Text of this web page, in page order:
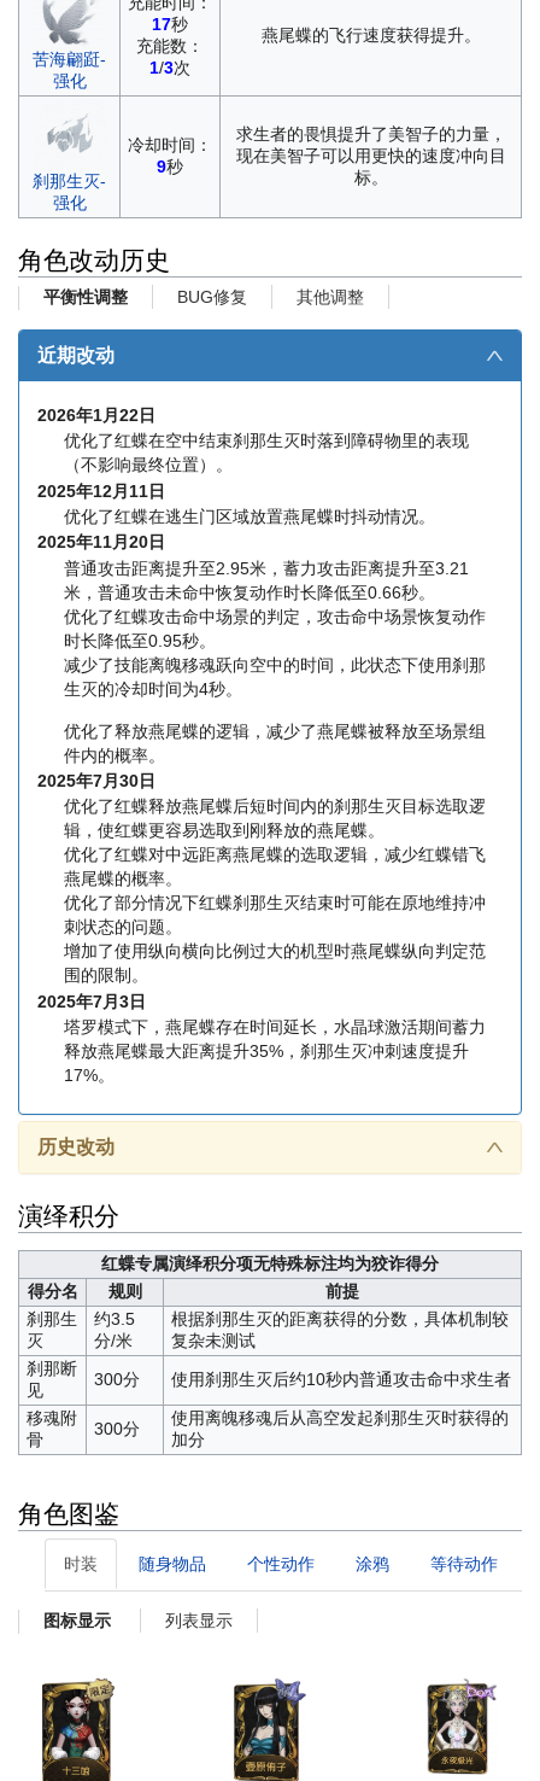
苦海翩跹-
强化
17秒
充能数：
1/3次
燕尾蝶的飞行速度获得提升。
刹那生灭-
强化
冷却时间：
9秒
求生者的畏惧提升了美智子的力量，
现在美智子可以用更快的速度冲向目
标。
角色改动历史
平衡性调整 BUG修复 其他调整
近期改动 ∧
2026年1月22日
优化了红蝶在空中结束刹那生灭时落到障碍物里的表现
（不影响最终位置）。
2025年12月11日
优化了红蝶在逃生门区域放置燕尾蝶时抖动情况。
2025年11月20日
普通攻击距离提升至2.95米，蓄力攻击距离提升至3.21
米，普通攻击未命中恢复动作时长降低至0.66秒。
优化了红蝶攻击命中场景的判定，攻击命中场景恢复动作
时长降低至0.95秒。
减少了技能离魄移魂跃向空中的时间，此状态下使用刹那
生灭的冷却时间为4秒。
优化了释放燕尾蝶的逻辑，减少了燕尾蝶被释放至场景组
件内的概率。
2025年7月30日
优化了红蝶释放燕尾蝶后短时间内的刹那生灭目标选取逻
辑，使红蝶更容易选取到刚释放的燕尾蝶。
优化了红蝶对中远距离燕尾蝶的选取逻辑，减少红蝶错飞
燕尾蝶的概率。
优化了部分情况下红蝶刹那生灭结束时可能在原地维持冲
刺状态的问题。
增加了使用纵向横向比例过大的机型时燕尾蝶纵向判定范
围的限制。
2025年7月3日
塔罗模式下，燕尾蝶存在时间延长，水晶球激活期间蓄力
释放燕尾蝶最大距离提升35%，刹那生灭冲刺速度提升
17%。
历史改动 ∧
演绎积分
红蝶专属演绎积分项无特殊标注均为狡诈得分
得分名
规则
前提
刹那生
灭
约3.5
分/米
根据刹那生灭的距离获得的分数，具体机制较
复杂未测试
刹那断
见
300分
使用刹那生灭后约10秒内普通攻击命中求生者
移魂附
骨
300分
使用离魄移魂后从高空发起刹那生灭时获得的
加分
角色图鉴
时装 随身物品 个性动作 涂鸦 等待动作
图标显示 列表显示